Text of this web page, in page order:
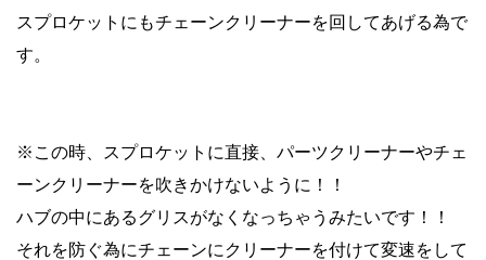
スプロケットにもチェーンクリーナーを回してあげる為で
す。
※この時、スプロケットに直接、パーツクリーナーやチェ
ーンクリーナーを吹きかけないように！！
ハブの中にあるグリスがなくなっちゃうみたいです！！
それを防ぐ為にチェーンにクリーナーを付けて変速をして